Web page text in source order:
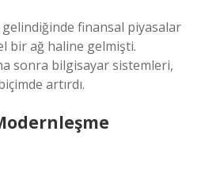
gelindiğinde finansal piyasalar
bir ağ haline gelmişti.
sonra bilgisayar sistemleri,
artırdı.